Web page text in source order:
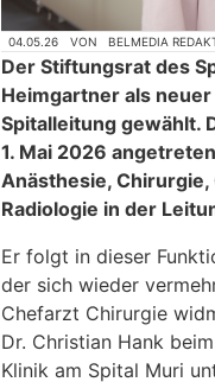
04.05.26 VON BELMEDIA
Der Stiftungsrat des
Heimgartner als
Spitalleitung gewählt.
1. Mai 2026
Anästhesie,
Radiologie in der
Er folgt in dieser
der sich wieder
Chefarzt Chirurgie
Dr. Christian Hank
Klinik am Spital Muri